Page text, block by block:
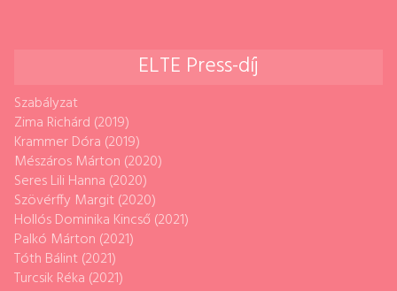
ELTE Press-díj
Szabályzat
Zima Richárd (2019)
Krammer Dóra (2019)
Mészáros Márton (2020)
Seres Lili Hanna (2020)
Szövérffy Margit (2020)
Hollós Dominika Kincső (2021)
Palkó Márton (2021)
Tóth Bálint (2021)
Turcsik Réka (2021)